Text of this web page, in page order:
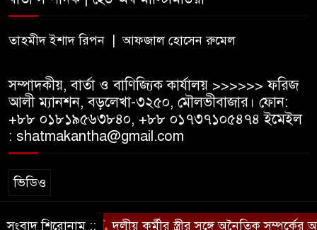
বড়লেখায় দক্ষিণভাগ এনসিএম উচ্চ
উদযাপন
তাহমীদ ইশাদ রিপন | আফজাল হোসেন রুমেল
সম্পাদকীয়, বার্তা ও বাণিজ্যিক কার্যালয় >>>>>> ফরিজ
আলী ম্যানশন, বড়লেখা-৩২৫০, মৌলভীবাজার। ফোন:
+৮৮ ০১৮১৯৫৬৩৮৪০, +৮৮ ০১৭৩৭১০৫৪৭৪ ইমেইল
: shatmakantha@gmail.com
ভিডিও
সংবাদ শিরোনাম ::দলীয় কর্মীর স্ত্রীর সঙ্গে অনৈতিক সম্পর্কের